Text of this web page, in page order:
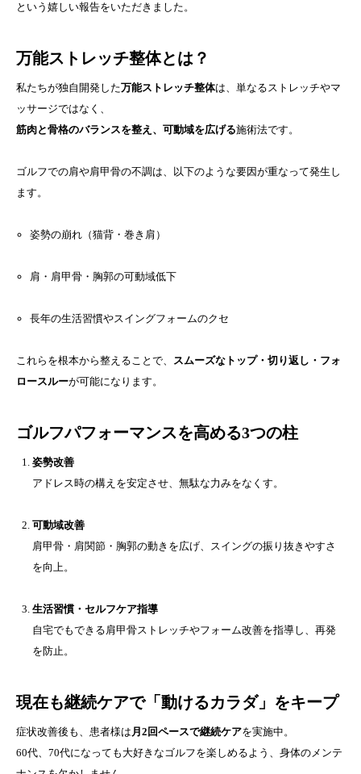
という嬉しい報告をいただきました。
万能ストレッチ整体とは？
私たちが独自開発した万能ストレッチ整体は、単なるストレッチやマ
ッサージではなく、
筋肉と骨格のバランスを整え、可動域を広げる施術法です。
ゴルフでの肩や肩甲骨の不調は、以下のような要因が重なって発生し
ます。
姿勢の崩れ（猫背・巻き肩）
肩・肩甲骨・胸郭の可動域低下
長年の生活習慣やスイングフォームのクセ
これらを根本から整えることで、 スムーズなトップ・切り返し・フォ
ロースルーが可能になります。
ゴルフパフォーマンスを高める3つの柱
姿勢改善
アドレス時の構えを安定させ、無駄な力みをなくす。
可動域改善
肩甲骨・肩関節・胸郭の動きを広げ、スイングの振り抜きやすさ
を向上。
生活習慣・セルフケア指導
自宅でもできる肩甲骨ストレッチやフォーム改善を指導し、再発
を防止。
現在も継続ケアで「動けるカラダ」をキープ
症状改善後も、患者様は月2回ペースで継続ケアを実施中。
60代、70代になっても大好きなゴルフを楽しめるよう、身体のメンテ